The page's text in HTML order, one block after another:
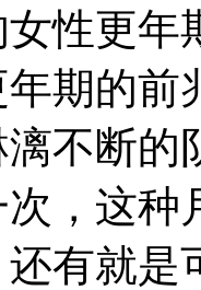
性更年
期的前
不断的
，这种
有就是